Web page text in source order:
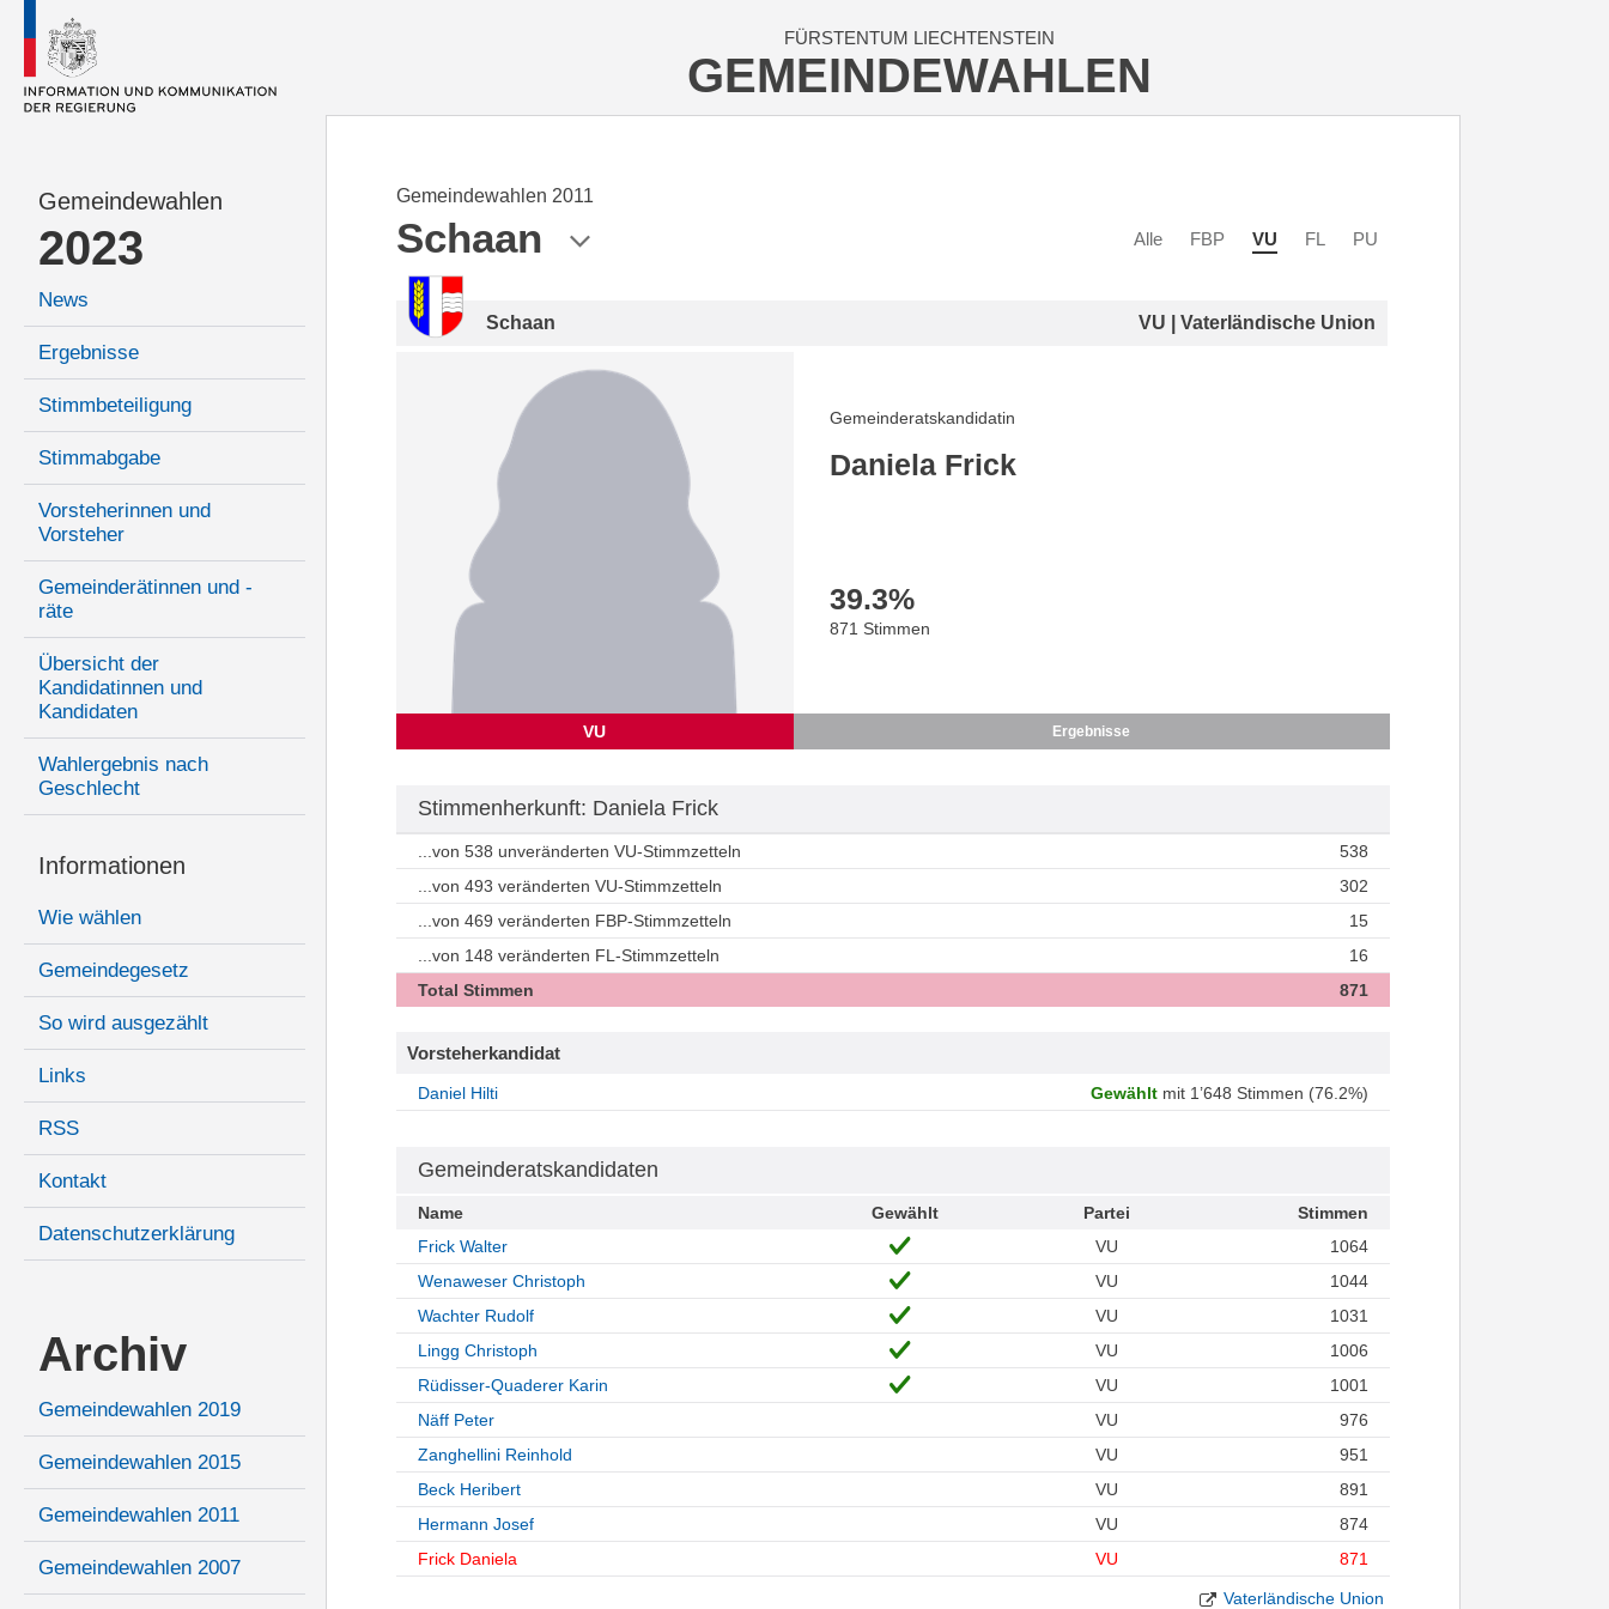
FÜRSTENTUM LIECHTENSTEIN
GEMEINDEWAHLEN
Gemeindewahlen
2023
News
Ergebnisse
Stimmbeteiligung
Stimmabgabe
Vorsteherinnen und
Vorsteher
Gemeinderätinnen und -
räte
Übersicht der
Kandidatinnen und
Kandidaten
Wahlergebnis nach
Geschlecht
Informationen
Wie wählen
Gemeindegesetz
So wird ausgezählt
Links
RSS
Kontakt
Datenschutzerklärung
Archiv
Gemeindewahlen 2019
Gemeindewahlen 2015
Gemeindewahlen 2011
Gemeindewahlen 2007
Gemeindewahlen 2011
Schaan Alle FBP VU FL PU
Schaan VU | Vaterländische Union
VU
Gemeinderatskandidatin
Daniela Frick
39.3%
871 Stimmen
Ergebnisse
Stimmenherkunft: Daniela Frick
...von 538 unveränderten VU-Stimmzetteln
538
...von 493 veränderten VU-Stimmzetteln
302
...von 469 veränderten FBP-Stimmzetteln
15
...von 148 veränderten FL-Stimmzetteln
16
Total Stimmen
871
Vorsteherkandidat
Daniel Hilti Gewähltmit 1’648 Stimmen (76.2%)
Gemeinderatskandidaten
Name Gewählt Partei
Stimmen
Frick Walter
VU
1064
Wenaweser Christoph
VU
1044
Wachter Rudolf
VU
1031
Lingg Christoph
VU
1006
Rüdisser-Quaderer Karin
VU
1001
Näff Peter
VU
976
Zanghellini Reinhold
VU
951
Beck Heribert
VU
891
Hermann Josef
VU
874
Frick Daniela
VU 871
Vaterländische Union